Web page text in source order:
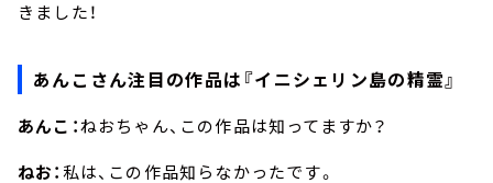
きました！
あんこさん注目の作品は『イニシェリン島の精霊』
あんこ：ねおちゃん、この作品は知ってますか？
ねお：私は、この作品知らなかったです。